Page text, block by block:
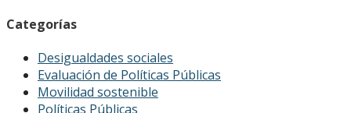
Categorías
Desigualdades sociales
Evaluación de Políticas Públicas
Movilidad sostenible
Políticas Públicas